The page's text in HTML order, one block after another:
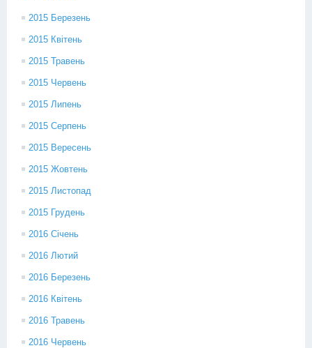
2015 Березень
2015 Квітень
2015 Травень
2015 Червень
2015 Липень
2015 Серпень
2015 Вересень
2015 Жовтень
2015 Листопад
2015 Грудень
2016 Січень
2016 Лютий
2016 Березень
2016 Квітень
2016 Травень
2016 Червень